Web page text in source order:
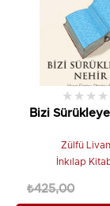
kuşakların
bir hikâyenin
destanın da
Tanıtım Metni
Bizi
★ ★ ★ ★
Zülfü
İnkılap
₺425,00